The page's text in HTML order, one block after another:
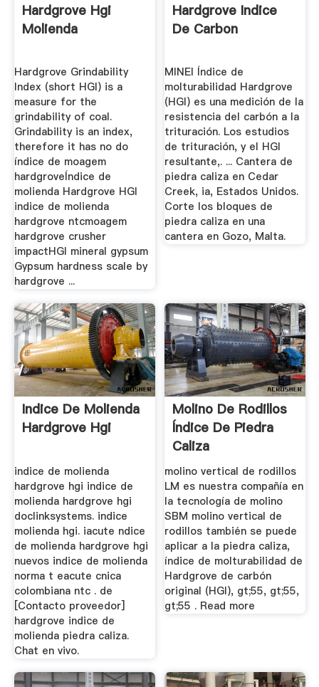
Hardgrove Hgi
Molienda
Hardgrove Grindability
Index (short HGI) is a
measure for the
grindability of coal.
Grindability is an index,
therefore it has no do
índice de moagem
hardgroveÍndice de
molienda Hardgrove HGI
indice de molienda
hardgrove ntcmoagem
hardgrove crusher
impactHGI mineral gypsum
Gypsum hardness scale by
hardgrove ...
Hardgrove Indice
De Carbon
MINEl Índice de
molturabilidad Hardgrove
(HGI) es una medición de la
resistencia del carbón a la
trituración. Los estudios
de trituración, y el HGI
resultante,. ... Cantera de
piedra caliza en Cedar
Creek, ia, Estados Unidos.
Corte los bloques de
piedra caliza en una
cantera en Gozo, Malta.
Indice De Molienda
Hardgrove Hgi
indice de molienda
hardgrove hgi indice de
molienda hardgrove hgi
doclinksystems. indice
molienda hgi. iacute ndice
de molienda hardgrove hgi
nuevos indice de molienda
norma t eacute cnica
colombiana ntc . de
[Contacto proveedor]
hardgrove indice de
molienda piedra caliza.
Chat en vivo.
Molino De Rodillos
Índice De Piedra
Caliza
Molturabilidad
molino vertical de rodillos
LM es nuestra compañía en
la tecnología de molino
SBM molino vertical de
rodillos también se puede
aplicar a la piedra caliza,
índice de molturabilidad de
Hardgrove de carbón
original (HGI), gt;55, gt;55,
gt;55 . Read more